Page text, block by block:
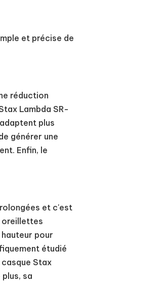
et précise de
réduction
Lambda SR-
plus
générer une
Enfin, le
et c'est
oreillettes
pour
étudié
Stax
sa